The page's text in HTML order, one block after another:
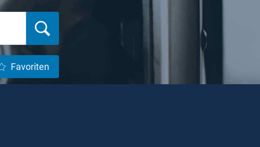
Favoriten